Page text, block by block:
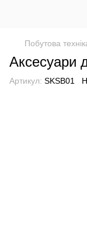
Побутова
Аксесуари
Артикул: SKSB01